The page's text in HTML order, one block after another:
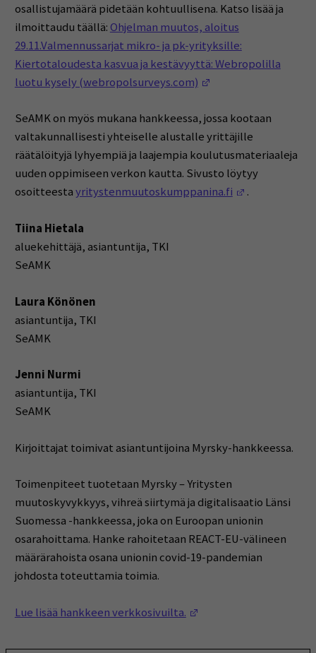
osallistujamäärä pidetään kohtuullisena. Katso lisää ja
ilmoittaudu täällä: Ohjelman muutos, aloitus
29.11.Valmennussarjat mikro- ja pk-yrityksille:
Kiertotaloudesta kasvua ja kestävyyttä: Webropolilla
luotu kysely (webropolsurveys.com)
SeAMK on myös mukana hankkeessa, jossa kootaan
valtakunnallisesti yhteiselle alustalle yrittäjille
räätälöityjä lyhyempiä ja laajempia koulutusmateriaaleja
uuden oppimiseen verkon kautta. Sivusto löytyy
osoitteestayritystenmuutoskumppanina.fi (Opens in a
.
Tiina Hietala
aluekehittäjä, asiantuntija, TKI
SeAMK
Laura Könönen
asiantuntija, TKI
SeAMK
Jenni Nurmi
asiantuntija, TKI
SeAMK
Kirjoittajat toimivat asiantuntijoina Myrsky-hankkeessa.
Toimenpiteet tuotetaan Myrsky – Yritysten
muutoskyvykkyys, vihreä siirtymä ja digitalisaatio Länsi
Suomessa -hankkeessa, joka on Euroopan unionin
osarahoittama. Hanke rahoitetaan REACT-EU-välineen
määrärahoista osana unionin covid-19-pandemian
johdosta toteuttamia toimia.
Lue lisää hankkeen verkkosivuilta.